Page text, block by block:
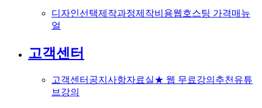
디자인선택제작과정제작비용웹호스팅 가격매뉴
얼
고객센터
고객센터 공지사항자료실★ 웹 무료강의 추천유튜
브강의